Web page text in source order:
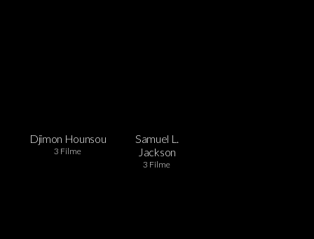
Djimon Hounsou
3 Filme
Samuel L.
Jackson
3 Filme